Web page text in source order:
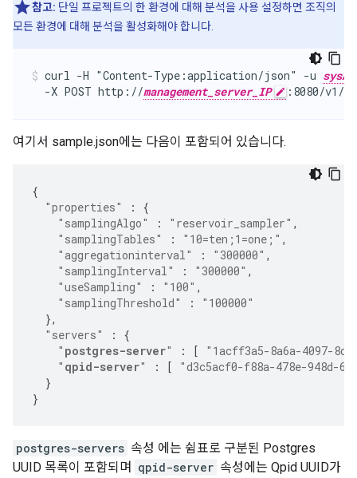
참고: 단일 프로젝트의 한 환경에 대해 분석을 사용 설정하면 조직의
모든 환경에 대해 분석을 활성화해야 합니다.
curl -H "Content-Type:application/json" -u
  -X POST http://
management_server_IP :8080/v1/
여기서 sample.json에는 다음이 포함되어 있습니다.
{
"properties"
:
{
"samplingAlgo"
: "reservoir_sampler" ,
"samplingTables"
: "10=ten;1=one;" ,
"aggregationinterval"
: "300000" ,
"samplingInterval"
: "300000" ,
"useSampling"
: "100" ,
"samplingThreshold"
:
"100000"
},
"servers"
:
{
" postgres-server" : [
"1acff3a5-8a6a-4097-
" qpid-server" : [
"d3c5acf0-f88a-478e-948d-
}
}
postgres-servers 속성 에는 쉼표로 구분된 Postgres
UUID 목록이 포함되며
qpid-server 속성에는 Qpid UUID가